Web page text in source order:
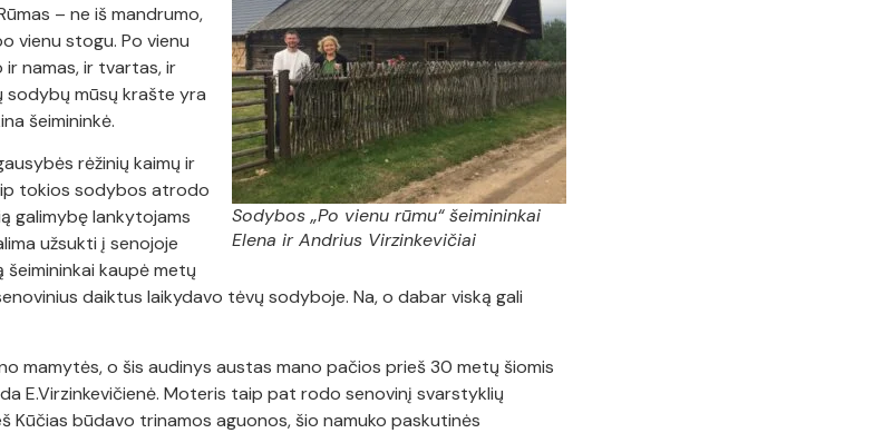
Sodybos „Po vienu rūmu“ šeimininkai
Elena ir Andrius Virzinkevičiai
– ne iš mandrumo,
vienu stogu. Po vienu
namas, ir tvartas, ir
sodybų mūsų krašte yra
šeimininkė.
rėžinių kaimų ir
tokios sodybos atrodo
galimybę lankytojams
užsukti į senojoje
šeimininkai kaupė metų
daiktus laikydavo tėvų sodyboje. Na, o dabar viską gali
mamytės, o šis audinys austas mano pačios prieš 30 metų šiomis
E.Virzinkevičienė. Moteris taip pat rodo senovinį svarstyklių
Kūčias būdavo trinamos aguonos, šio namuko paskutinės